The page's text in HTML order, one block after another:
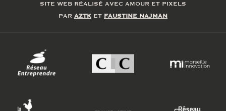
SITE WEB RÉALISÉ AVEC AMOUR ET PIXELS
PAR AZTK ET FAUSTINE NAJMAN